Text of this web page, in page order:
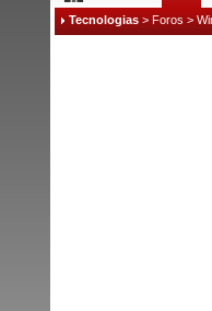
Tecnologias > Foros >